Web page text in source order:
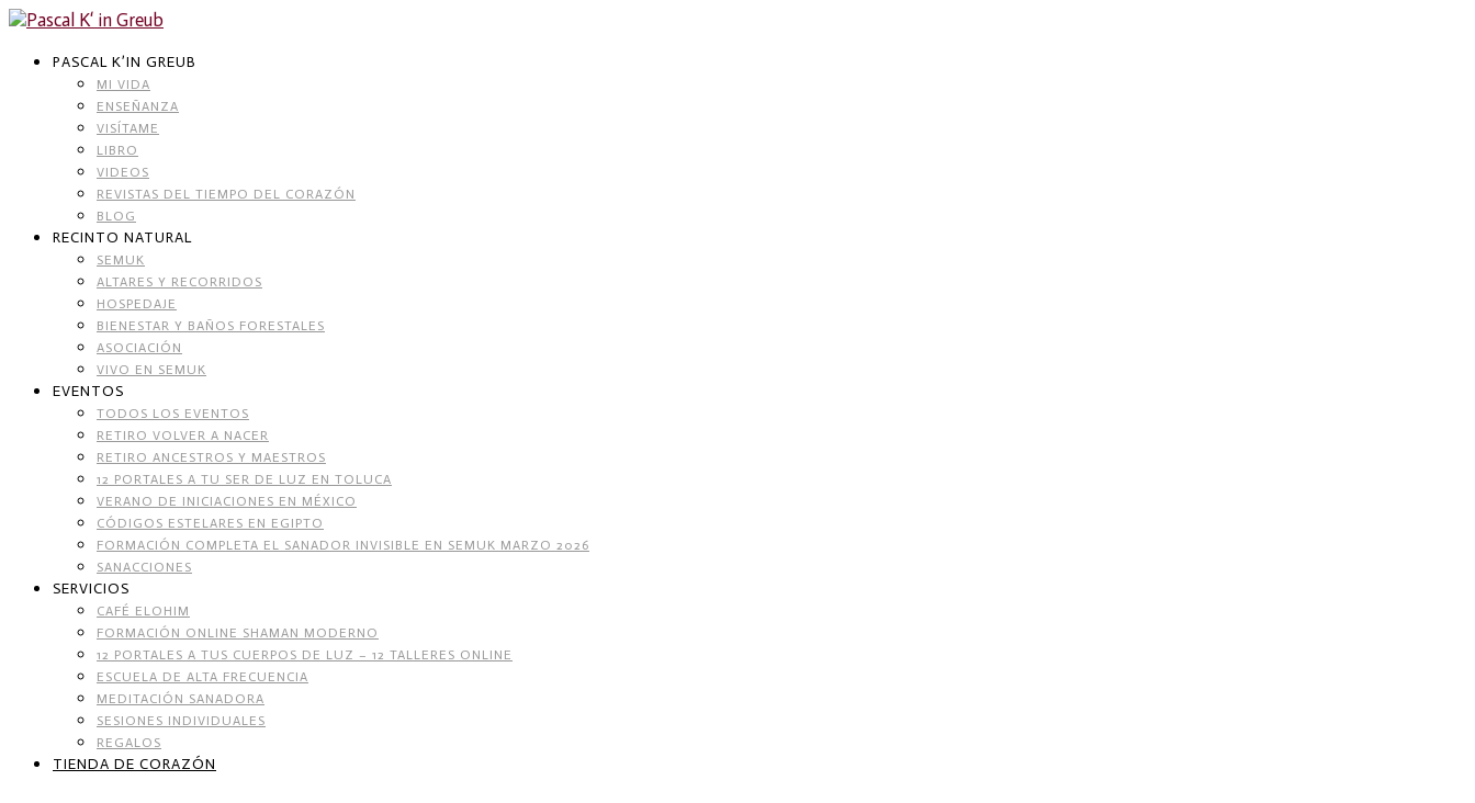
Skip
contentPASCAL K’IN GREUB
MI VIDA
ENSEÑANZA
VISÍTAME
LIBRO
VIDEOS
REVISTAS DEL TIEMPO DEL CORAZÓN
BLOG
RECINTO NATURAL
SEMUK
ALTARES Y RECORRIDOS
HOSPEDAJE
BIENESTAR Y BAÑOS FORESTALES
ASOCIACIÓN
VIVO EN SEMUK
EVENTOS
TODOS LOS EVENTOS
RETIRO VOLVER A NACER
RETIRO ANCESTROS Y MAESTROS
12 PORTALES A TU SER DE LUZ EN TOLUCA
VERANO DE INICIACIONES EN MÉXICO
CÓDIGOS ESTELARES EN EGIPTO
FORMACIÓN COMPLETA EL SANADOR INVISIBLE EN SEMUK MARZO 2026
SANACCIONES
SERVICIOS
CAFÉ ELOHIM
FORMACIÓN ONLINE SHAMAN MODERNO
12 PORTALES A TUS CUERPOS DE LUZ – 12 TALLERES ONLINE
ESCUELA DE ALTA FRECUENCIA
MEDITACIÓN SANADORA
SESIONES INDIVIDUALES
REGALOS
TIENDA DE CORAZÓN